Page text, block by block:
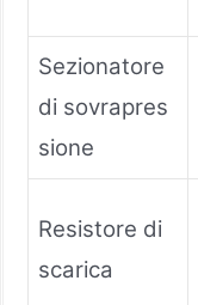
Sezionatore
di sovrapres
sione
Resistore di
scarica